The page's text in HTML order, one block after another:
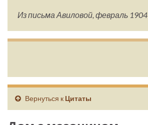
Из письма Авиловой, февраль 1904
Вернуться к Цитаты